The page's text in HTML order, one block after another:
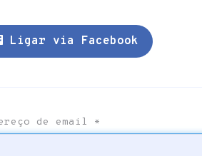
Ligar via Facebook
de email *